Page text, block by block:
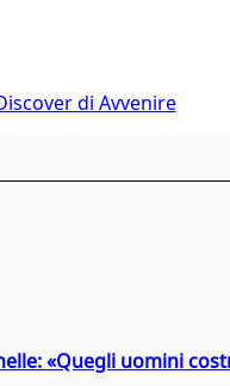
di Avvenire
«Quegli uomini